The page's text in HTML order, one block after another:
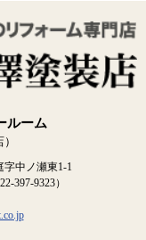
ルーム
中ノ瀬東1-1
397-9323）